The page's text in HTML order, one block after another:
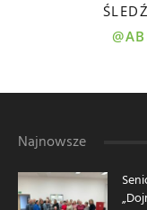
Najnowsze